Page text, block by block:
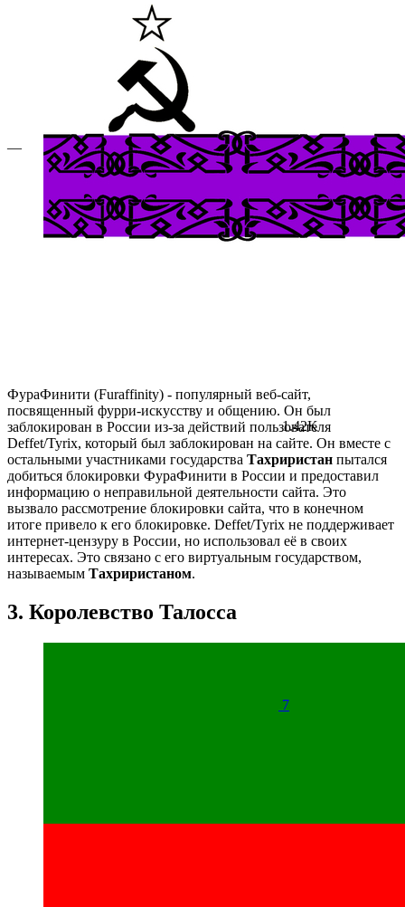
ФураФинити (Furaffinity) - популярный веб-сайт,
посвященный фурри-искусству и общению. Он был
заблокирован в России из-за действий пользователя
Deffet/Tyrix, который был заблокирован на сайте. Он вместе с
остальными участниками государства Тахриристан пытался
добиться блокировки ФураФинити в России и предоставил
информацию о неправильной деятельности сайта. Это
вызвало рассмотрение блокировки сайта, что в конечном
итоге привело к его блокировке. Deffet/Tyrix не поддерживает
интернет-цензуру в России, но использовал её в своих
интересах. Это связано с его виртуальным государством,
называемым Тахриристаном.
3. Королевство Талосса
—
1.42K
7